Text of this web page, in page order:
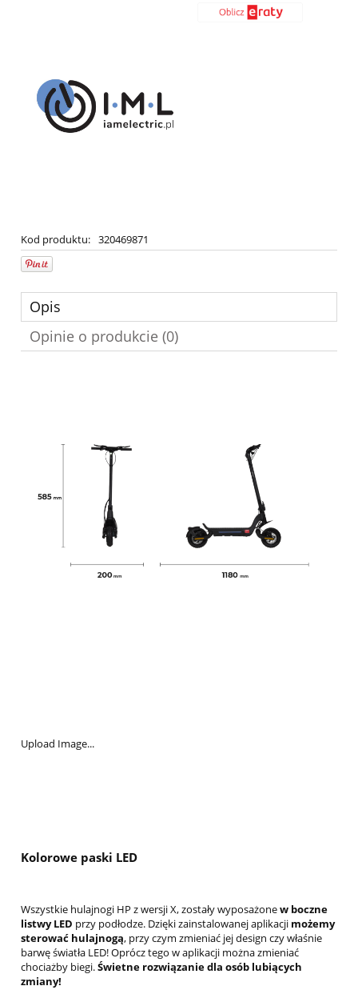
Kod produktu: 320469871
Opis
Opinie o produkcie (0)
Upload Image...
Kolorowe paski LED
Wszystkie hulajnogi HP z wersji X, zostały wyposażonew boczne
listwy LED przy podłodze. Dzięki zainstalowanej aplikacji możemy
sterować hulajnogą, przy czym zmieniać jej design czy właśnie
barwę światła LED! Oprócz tego w aplikacji można zmieniać
chociażby biegi.Świetne rozwiązanie dla osób lubiących
zmiany!